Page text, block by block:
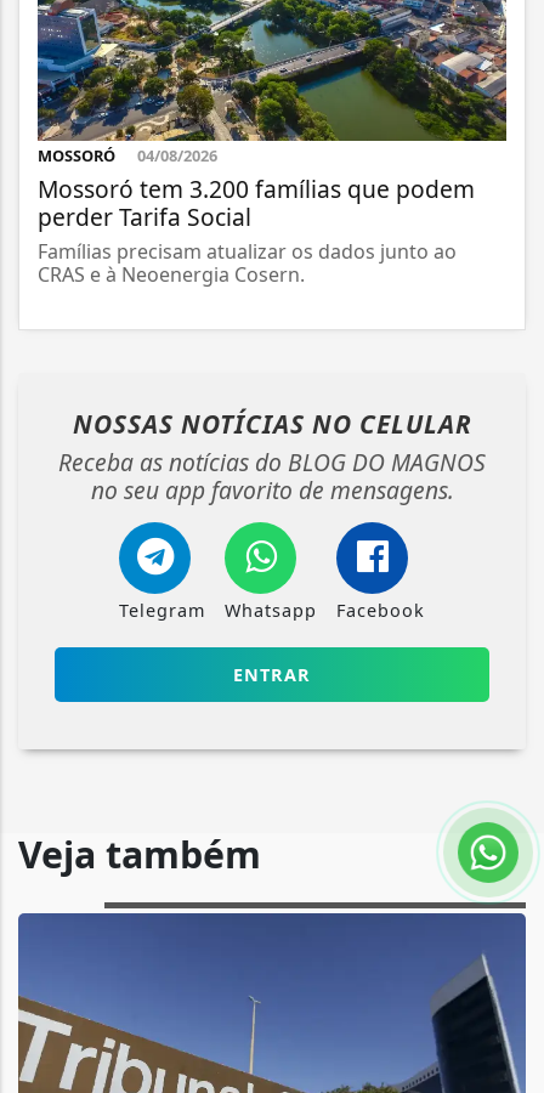
MOSSORÓ 04/08/2026
Mossoró tem 3.200 famílias que podem
perder Tarifa Social
Famílias precisam atualizar os dados junto ao
CRAS e à Neoenergia Cosern.
NOSSAS NOTÍCIAS NO CELULAR
Receba as notícias do BLOG DO MAGNOS
no seu app favorito de mensagens.
Telegram Whatsapp Facebook
ENTRAR
Veja também